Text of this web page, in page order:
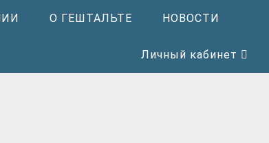
О ГЕШТАЛЬТЕ НОВОСТИ
Личный кабинет